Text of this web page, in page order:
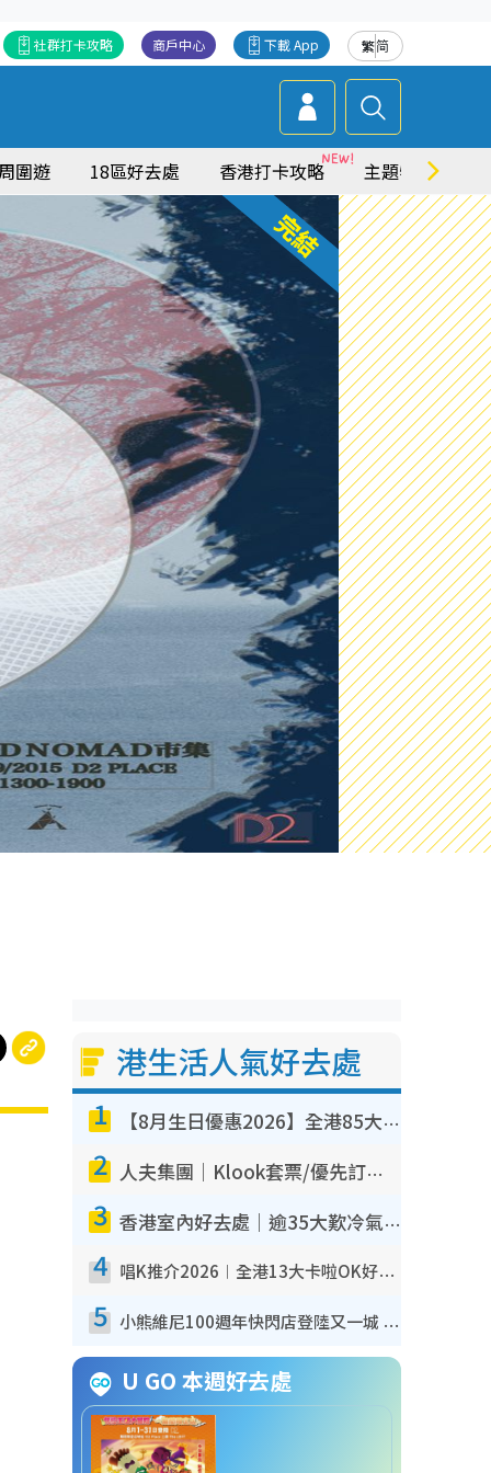
繁简
下載 App
商戶中心
社群打卡攻略
圍遊 18區好去處 香港打卡攻略 主題特集
港生活人氣好去處
1 【8月生日優惠2026】全港85大食買玩著數攻略 自助餐/火鍋放題同行免費＋誠品/DONKI送現金券
2 人夫集團｜Klook套票/優先訂票/公開發售搶飛攻略！附票價.購票連結.場地座位表
3 香港室內好去處｜逾35大歎冷氣室內好去處推介 室內活動免費避雨無懼落雨
4 唱K推介2026︱全港13大卡啦OK好去處！最平$36起 日文K都有！(附地址+收費詳情)
5 小熊維尼100週年快閃店登陸又一城 重現百畝森林經典場景／獨家限定盲盒登場／專屬DIY香水
U GO 本週好去處